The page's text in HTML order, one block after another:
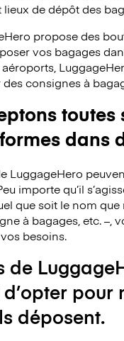
de dépôt des
propose des
vos bagages
consignes à
dans
LuggageHero
importe qu’il
que soit le nom
à bagages, etc. –,
besoins.
de
d’opter
déposent.